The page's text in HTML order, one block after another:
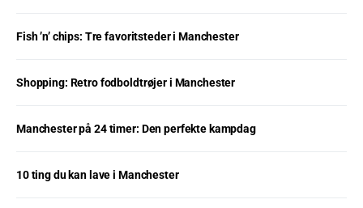
Fish ’n’ chips: Tre favoritsteder i Manchester
Shopping: Retro fodboldtrøjer i Manchester
Manchester på 24 timer: Den perfekte kampdag
10 ting du kan lave i Manchester